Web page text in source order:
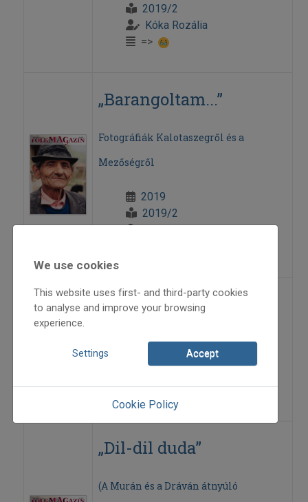
2019/2
Kóka Rozália
=>
„Barangoltam...”
Fotográfiák Kalotaszegről és a
Mezőségről
2019
2019/2
Cécó Műhely
2019
=>
„Dil-dil duda”
(A Murán és a Dráván átnyúló
We use cookies
This website uses first- and third-party cookies
to analyse and improve your browsing
experience.
Settings Accept
Cookie Policy